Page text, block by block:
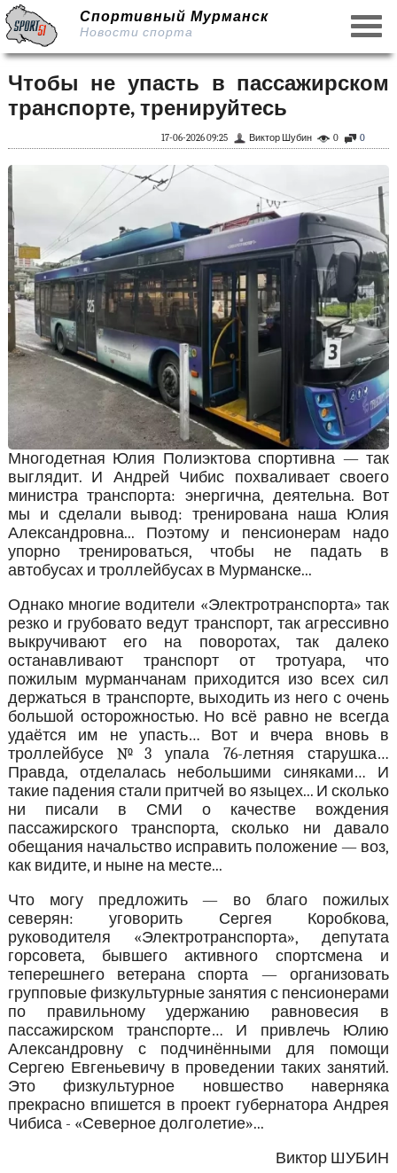
Спортивный Мурманск
Новости спорта
Чтобы не упасть в пассажирском
транспорте, тренируйтесь
0
0
Виктор Шубин
17-06-2026 09:25
Многодетная Юлия Полиэктова спортивна — так
выглядит. И Андрей Чибис похваливает своего
министра транспорта: энергична, деятельна. Вот
мы и сделали вывод: тренирована наша Юлия
Александровна... Поэтому и пенсионерам надо
упорно тренироваться, чтобы не падать в
автобусах и троллейбусах в Мурманске...
Однако многие водители «Электротранспорта» так
резко и грубовато ведут транспорт, так агрессивно
выкручивают его на поворотах, так далеко
останавливают транспорт от тротуара, что
пожилым мурманчанам приходится изо всех сил
держаться в транспорте, выходить из него с очень
большой осторожностью. Но всё равно не всегда
удаётся им не упасть… Вот и вчера вновь в
троллейбусе №3 упала 76-летняя старушка…
Правда, отделалась небольшими синяками… И
такие падения стали притчей во языцех... И сколько
ни писали в СМИ о качестве вождения
пассажирского транспорта, сколько ни давало
обещания начальство исправить положение — воз,
как видите, и ныне на месте...
Что могу предложить — во благо пожилых
северян: уговорить Сергея Коробкова,
руководителя «Электротранспорта», депутата
горсовета, бывшего активного спортсмена и
теперешнего ветерана спорта — организовать
групповые физкультурные занятия с пенсионерами
по правильному удержанию равновесия в
пассажирском транспорте… И привлечь Юлию
Александровну с подчинёнными для помощи
Сергею Евгеньевичу в проведении таких занятий.
Это физкультурное новшество наверняка
прекрасно впишется в проект губернатора Андрея
Чибиса - «Северное долголетие»...
Виктор ШУБИН